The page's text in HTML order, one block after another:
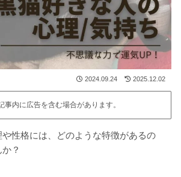
2024.09.24 2025.12.02
事内に広告を含む場合があります。
性格には、どのような特徴があるの
？